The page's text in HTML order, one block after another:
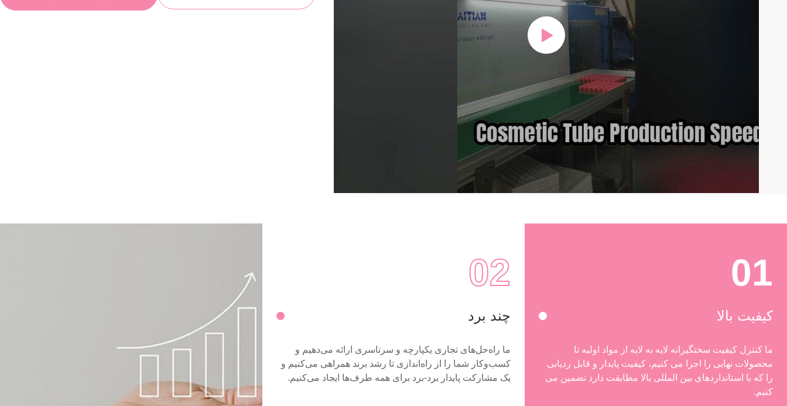
01
کیفیت بالا
ما کنترل کیفیت سختگیرانه لایه به لایه از مواد اولیه تا
محصولات نهایی را اجرا می کنیم، کیفیت پایدار و قابل ردیابی
را که با استانداردهای بین المللی بالا مطابقت دارد تضمین می
کنیم.
02
چند برد
ما راه‌حل‌های تجاری یکپارچه و سرتاسری ارائه می‌دهیم و
کسب‌وکار شما را از راه‌اندازی تا رشد برند همراهی می‌کنیم و
یک مشارکت پایدار برد-برد برای همه طرف‌ها ایجاد می‌کنیم.